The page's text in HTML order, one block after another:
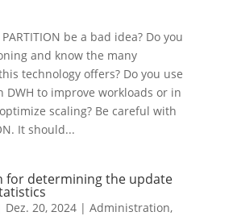
be a bad idea? Do you
and know the many
technology offers? Do you use
DWH to improve workloads or in
scaling? Be careful with
It should...
for determining the update
Dez. 20, 2024| Administration,